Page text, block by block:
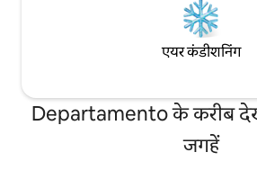
एयर कंडीशनिंग
Departamento के करीब
जगहें